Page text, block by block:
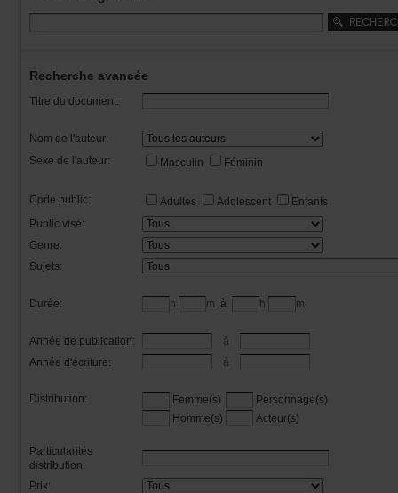
Rechercheavancée
Titredudocument:
Nomdel'auteur:
Sexedel'auteur:
Masculin Féminin
Codepublic: Adultes Adolescent
Enfants
Publicvisé:
Genre:
Sujets:
Durée: h m à h m
Annéedepublication:
à
Annéed'écriture:
à
Distribution: Femme(s)
Personnage(s)
Homme(s)
Acteur(s)
Particularités
distribution:
Prix: